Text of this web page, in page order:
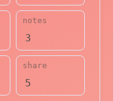
最新评论
notes
3
share
5